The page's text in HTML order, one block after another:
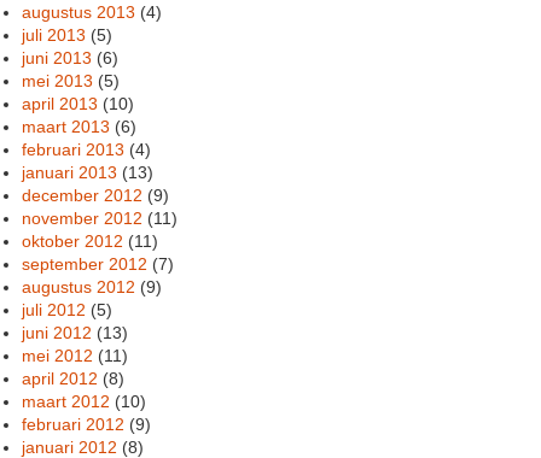
augustus 2013 (4)
juli 2013 (5)
juni 2013 (6)
mei 2013 (5)
april 2013 (10)
maart 2013 (6)
februari 2013 (4)
januari 2013 (13)
december 2012 (9)
november 2012 (11)
oktober 2012 (11)
september 2012 (7)
augustus 2012 (9)
juli 2012 (5)
juni 2012 (13)
mei 2012 (11)
april 2012 (8)
maart 2012 (10)
februari 2012 (9)
januari 2012 (8)